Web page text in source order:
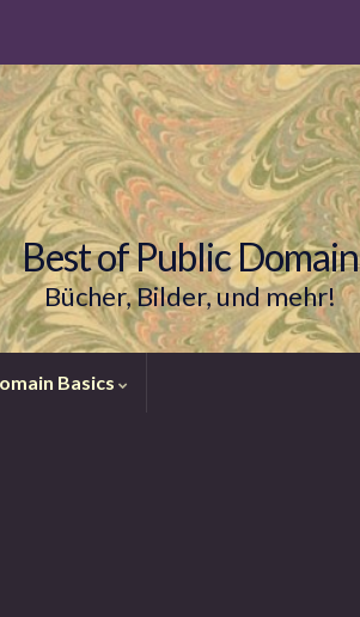
Best of Public Domain
Bücher, Bilder, und mehr!
Basics